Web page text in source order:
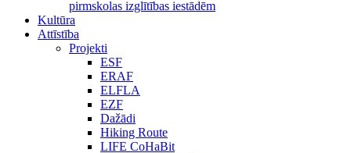
pirmskolas izglītības iestādēm
Kultūra
Attīstība
Projekti
ESF
ERAF
ELFLA
EZF
Dažādi
Hiking Route
LIFE CoHaBit